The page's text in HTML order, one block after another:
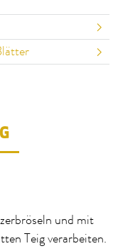
und mit
Teig verarbeiten.